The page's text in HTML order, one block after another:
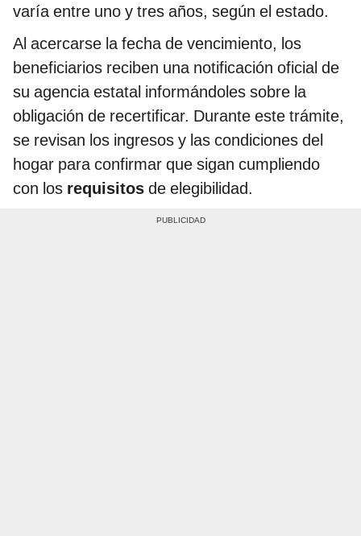
varía entre uno y tres años, según el estado.
Al acercarse la fecha de vencimiento, los
beneficiarios reciben una notificación oficial de
su agencia estatal informándoles sobre la
obligación de recertificar. Durante este trámite,
se revisan los ingresos y las condiciones del
hogar para confirmar que sigan cumpliendo
con los requisitos de elegibilidad.